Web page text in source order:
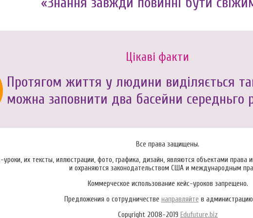
Цікаві факти
Протягом життя у людини виділяється
можна заповнити два басейни середньго
Все права защищены.
уроки, их тексты, иллюстрации, фото, графика, дизайн, являются объектами права
и охраняются законодательством США и международным
Коммерческое использование кейс-уроков запрещено.
Предложения о сотрудничестве направляйте в
Copyright 2008-2019 Edufuture.biz